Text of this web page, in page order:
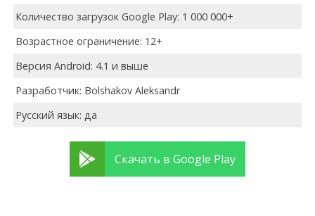
Количество загрузок Google Play: 1 000 000+
Возрастное ограничение: 12+
Версия Android: 4.1 и выше
Разработчик: Bolshakov Aleksandr
Русский язык: да
Скачать в Google Play